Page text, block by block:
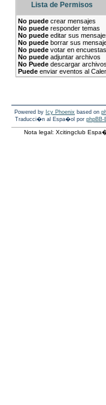
Lista de Permisos
No puede crear mensajes
No puede responder temas
No puede editar sus
No puede borrar sus
No puede votar en encuestas
No puede adjuntar archivos
No Puede descargar archivos
Puede enviar eventos al
Powered by Icy Phoenix based on
Traducci�n al Espa�ol por phpBB-
Nota legal: Xcitingclub